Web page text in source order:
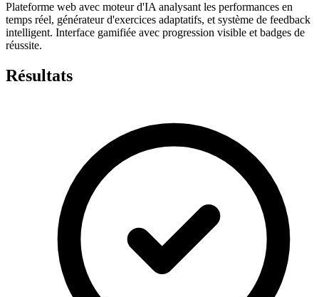
Plateforme web avec moteur d'IA analysant les performances en
temps réel, générateur d'exercices adaptatifs, et système de feedback
intelligent. Interface gamifiée avec progression visible et badges de
réussite.
Résultats